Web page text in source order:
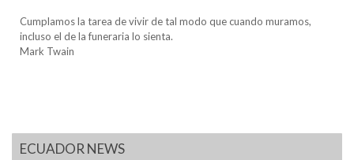
Cumplamos la tarea de vivir de tal modo que cuando muramos,
incluso el de la funeraria lo sienta.
Mark Twain
ECUADOR NEWS